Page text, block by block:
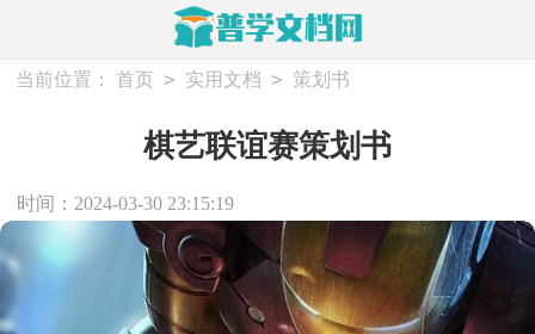
当前位置： 首页 > 实用文档 > 策划书
棋艺联谊赛策划书
时间：2024-03-30 23:15:19